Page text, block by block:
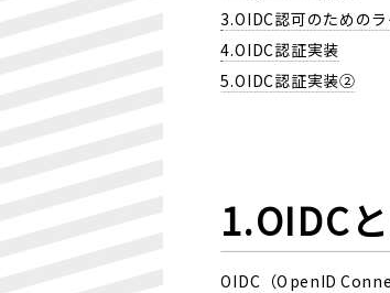
3.OIDC認可のための
4.OIDC認証実装
5.OIDC認証実装②
1.OIDC
OIDC（OpenID